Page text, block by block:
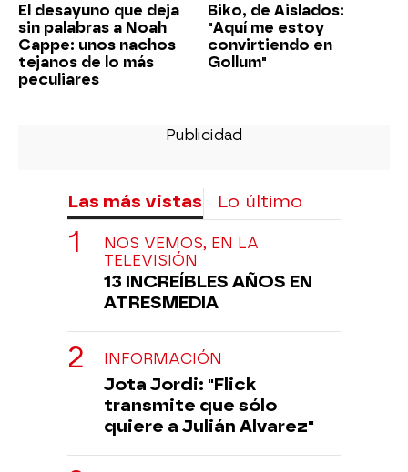
El desayuno que deja
sin palabras a Noah
Cappe: unos nachos
tejanos de lo más
peculiares
Biko, de Aislados:
"Aquí me estoy
convirtiendo en
Gollum"
Las más vistas Lo último
NOS VEMOS, EN LA
TELEVISIÓN
13 INCREÍBLES AÑOS EN
ATRESMEDIA
INFORMACIÓN
Jota Jordi: "Flick
transmite que sólo
quiere a Julián Alvarez"